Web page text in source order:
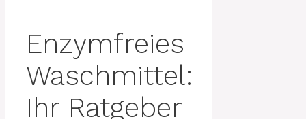
Enzymfreies
Waschmittel:
Ihr Ratgeber